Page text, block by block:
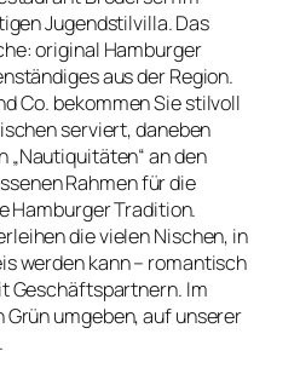
Jugendstilvilla. Das
original Hamburger
aus der Region.
Co. bekommen Sie stilvoll
serviert, daneben
an den
Rahmen für die
Hamburger Tradition.
die vielen Nischen, in
werden kann – romantisch
Geschäftspartnern. Im
Grün umgeben, auf unserer